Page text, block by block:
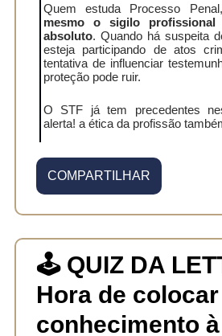
Quem estuda Processo
mesmo o sigilo profissional
absoluto. Quando há suspeita
esteja participando de atos
tentativa de influenciar
proteção pode ruir.
O STF já tem precedentes
alerta! a ética da profissão
COMPARTILHAR
🕹️ QUIZ DA
Hora de
conhecimento